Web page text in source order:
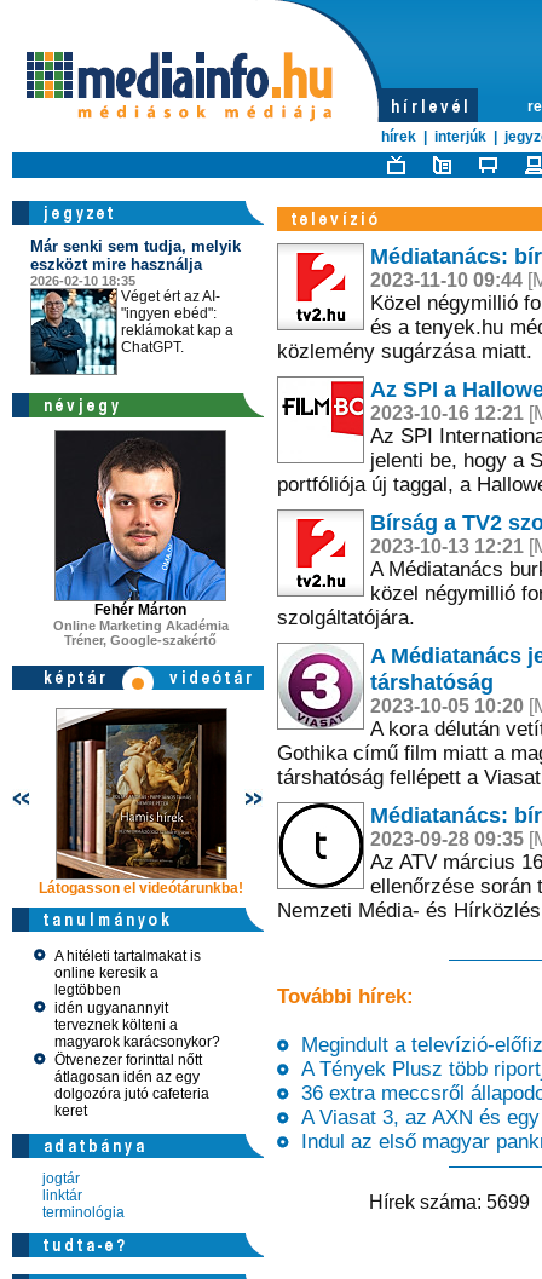
hírek
interjúk
Már senki sem tudja, melyik
eszközt mire használja
2026-02-10 18:35
Véget ért az AI-
"ingyen ebéd":
reklámokat kap a
ChatGPT.
Fehér Márton
Online Marketing Akadémia
Tréner, Google-szakértő
Látogasson el videótárunkba! Látogasson el videótárunkba!Látogasson
A hitéleti tartalmakat is
online keresik a
legtöbben
idén ugyanannyit
terveznek költeni a
magyarok karácsonykor?
Ötvenezer forinttal nőtt
átlagosan idén az egy
dolgozóra jutó cafeteria
keret
jogtár
linktár
terminológia
Médiatanács:
2023-11-10 09:44
Közel négymillió
és a tenyek.hu
közlemény sugárzása miatt.
Az SPI a
2023-10-16 12:21
Az SPI
jelenti be, hogy a
portfóliója új taggal, a
Bírság a TV2
2023-10-13 12:21
A Médiatanács
közel négymillió
szolgáltatójára.
A Médiatanács
társhatóság
2023-10-05 10:20
A kora délután
Gothika című film miatt a
társhatóság fellépett a
Médiatanács:
2023-09-28 09:35
Az ATV március
ellenőrzése során
Nemzeti Média- és
További hírek:
Megindult a televízió-
A Tények Plusz több
36 extra meccsről
A Viasat 3, az AXN és
Indul az első magyar
Hírek száma: